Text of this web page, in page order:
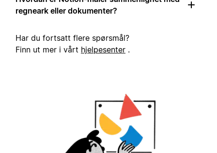
regneark eller dokumenter?
Har du fortsatt flere spørsmål?
Finn ut mer i vårt hjelpesenter .